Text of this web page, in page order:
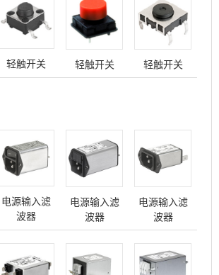
轻触开关 轻触开关 轻触开关
电源输入滤
波器
电源输入滤
波器
电源输入滤
波器